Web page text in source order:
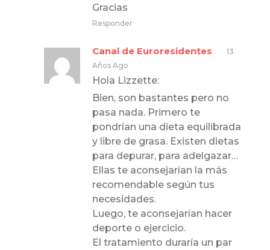
Gracias
Responder
Canal de Euroresidentes
13
Años Ago
Hola Lizzette:
Bien, son bastantes pero no
pasa nada. Primero te
pondrían una dieta equilibrada
y libre de grasa. Existen dietas
para depurar, para adelgazar…
Ellas te aconsejarían la más
recomendable según tus
necesidades.
Luego, te aconsejarían hacer
deporte o ejercicio.
El tratamiento duraría un par